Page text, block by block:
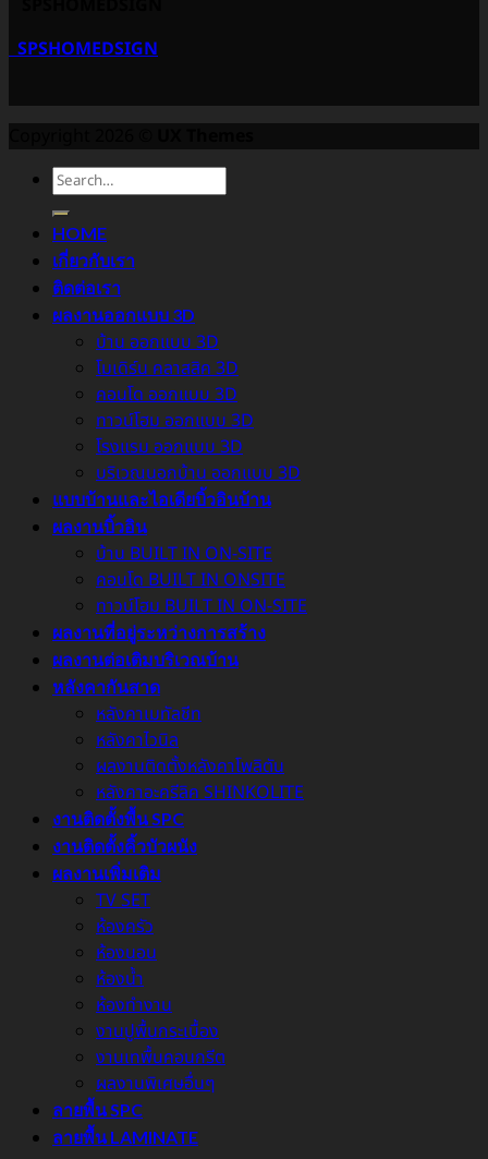
SPSHOMEDSIGN
HOME
เกี่ยวกับเรา
ติดต่อเรา
ผลงานออกแบบ 3D
บ้าน ออกแบบ 3D
โมเดิร์น คลาสสิค 3D
คอนโด ออกแบบ 3D
ทาวน์โฮม ออกแบบ 3D
โรงแรม ออกแบบ 3D
บริเวณนอกบ้าน ออกแบบ 3D
แบบบ้านและไอเดียบิ้วอินบ้าน
ผลงานบิ้วอิน
บ้าน BUILT IN ON-SITE
คอนโด BUILT IN ONSITE
ทาวน์โฮม BUILT IN ON-SITE
ผลงานที่อยู่ระหว่างการสร้าง
ผลงานต่อเติมบริเวณบ้าน
หลังคากันสาด
หลังคาเมทัลชีท
หลังคาไวนิล
ผลงานติดตั้งหลังคาโพลิตัน
หลังคาอะครีลิค SHINKOLITE
งานติดตั้งพื้น SPC
งานติดตั้งคิ้วบัวผนัง
ผลงานเพิ่มเติม
TV SET
ห้องครัว
ห้องนอน
ห้องน้ำ
ห้องทำงาน
งานปูพื้นกระเบื้อง
งานเทพื้นคอนกรีต
ผลงานพิเศษอื่นๆ
ลายพื้น SPC
ลายพื้น LAMINATE